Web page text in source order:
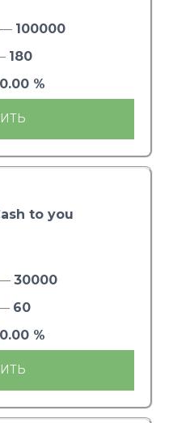
100000
180
0.00 %
to you
30000
60
0.00 %